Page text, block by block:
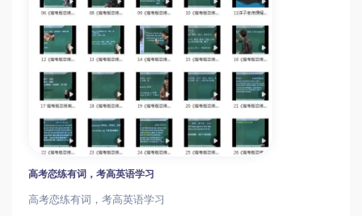
高考恋练有词，考高英语学习
高考恋练有词，考高英语学习